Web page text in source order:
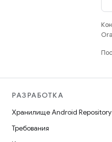
РАЗРАБОТКА
Хранилище Android Repository
Требования